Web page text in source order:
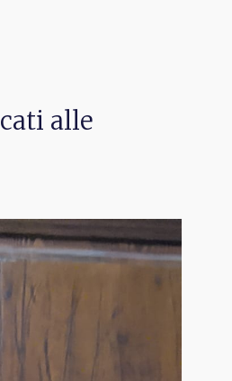
alle